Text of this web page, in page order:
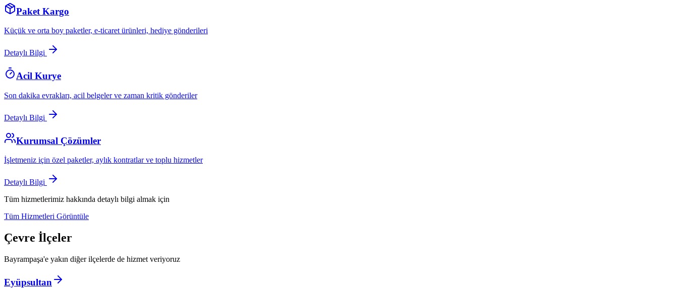
Paket Kargo
Küçük ve orta boy paketler, e-ticaret ürünleri, hediye gönderileri
Detaylı Bilgi
Acil Kurye
Son dakika evrakları, acil belgeler ve zaman kritik gönderiler
Detaylı Bilgi
Kurumsal Çözümler
İşletmeniz için özel paketler, aylık kontratlar ve toplu hizmetler
Detaylı Bilgi
Tüm hizmetlerimiz hakkında detaylı bilgi almak için
Tüm Hizmetleri Görüntüle
Çevre İlçeler
Bayrampaşa'e yakın diğer ilçelerde de hizmet veriyoruz
Eyüpsultan